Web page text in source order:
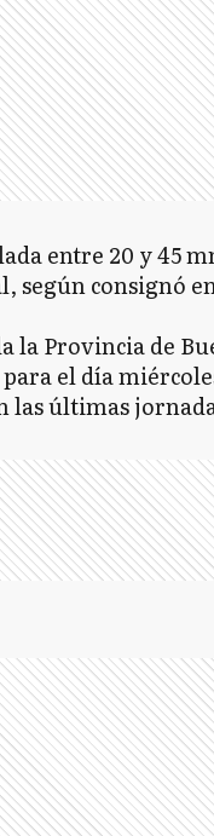
entre 20 y 45
según consignó
la Provincia de
el día
las últimas